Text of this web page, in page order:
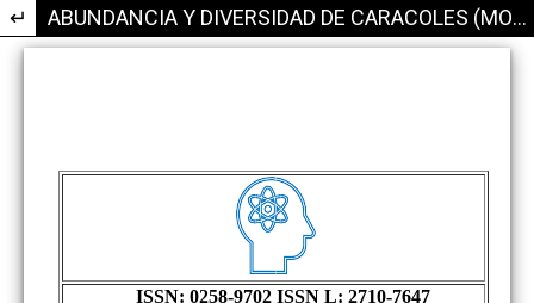
Volver a los detalles del artículo ABUNDANCIA Y DIVERSIDAD DE CARACOLES (MOLLUSCA: GASTROPODA) EN LAS PLAYAS NOMBRE DE DIOS, PALENQUE Y VIENTO FRIO, PROVINCIA DE COLÓN